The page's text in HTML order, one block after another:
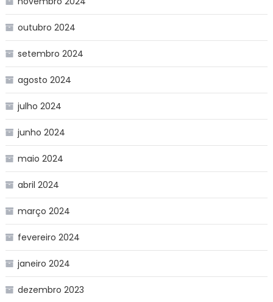
outubro 2024
setembro 2024
agosto 2024
julho 2024
junho 2024
maio 2024
abril 2024
março 2024
fevereiro 2024
janeiro 2024
dezembro 2023